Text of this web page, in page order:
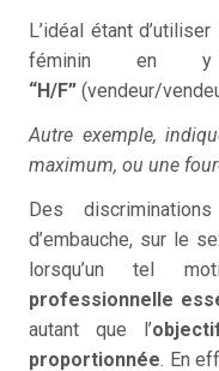
L’idéal étant
féminin en
“H/F” (vendeur/
Autre exemple,
maximum, ou une
Des
d’embauche, sur le
lorsqu’un tel
professionnelle
autant que l’
proportionnée. En